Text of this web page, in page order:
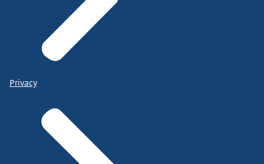
Privacy